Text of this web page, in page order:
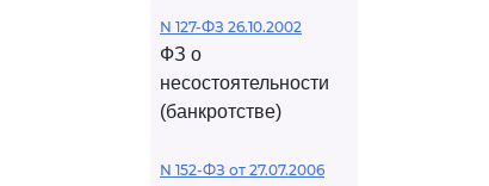
N 127-ФЗ 26.10.2002
ФЗ о
несостоятельности
(банкротстве)
N 152-ФЗ от 27.07.2006